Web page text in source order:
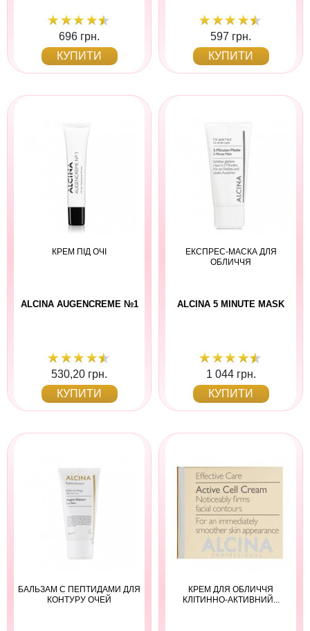
696 грн.
КУПИТИ
597 грн.
КУПИТИ
КРЕМ ПІД ОЧІ
ALCINA AUGENCREME №1
530,20 грн.
КУПИТИ
ЕКСПРЕС-МАСКА ДЛЯ
ОБЛИЧЧЯ
ALCINA 5 MINUTE MASK
1 044 грн.
КУПИТИ
БАЛЬЗАМ C ПЕПТИДАМИ ДЛЯ
КОНТУРУ ОЧЕЙ
КРЕМ ДЛЯ ОБЛИЧЧЯ
КЛІТИННО-АКТИВНИЙ...